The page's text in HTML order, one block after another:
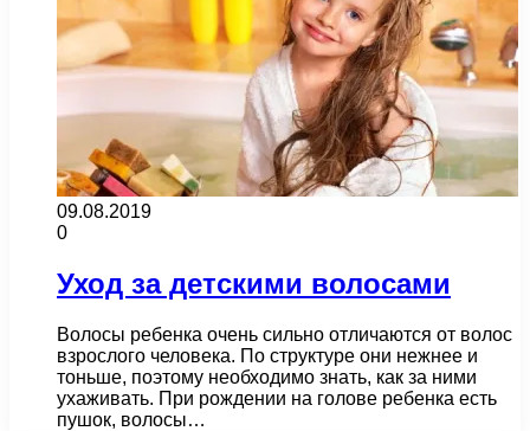
09.08.2019
0
Уход за детскими волосами
Волосы ребенка очень сильно отличаются от волос
взрослого человека. По структуре они нежнее и
тоньше, поэтому необходимо знать, как за ними
ухаживать. При рождении на голове ребенка есть
пушок, волосы…